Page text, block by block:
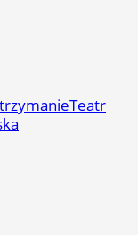
Teatr